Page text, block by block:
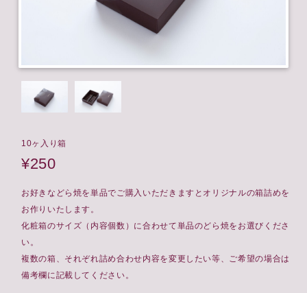
10ヶ入り箱
¥250
お好きなどら焼を単品でご購入いただきますとオリジナルの箱詰めを
お作りいたします。
化粧箱のサイズ（内容個数）に合わせて単品のどら焼をお選びくださ
い。
複数の箱、それぞれ詰め合わせ内容を変更したい等、ご希望の場合は
備考欄に記載してください。